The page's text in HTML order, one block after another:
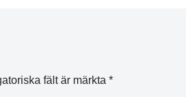
fält är märkta *